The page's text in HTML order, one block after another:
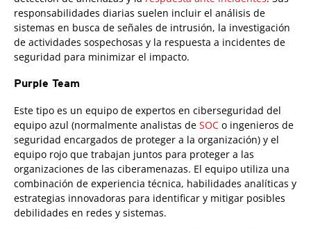
responsabilidades diarias suelen incluir el análisis de
sistemas en busca de señales de intrusión, la investigación
de actividades sospechosas y la respuesta a incidentes de
seguridad para minimizar el impacto.
Purple Team
Este tipo es un equipo de expertos en ciberseguridad del
equipo azul (normalmente analistas de SOC o ingenieros de
seguridad encargados de proteger a la organización) y el
equipo rojo que trabajan juntos para proteger a las
organizaciones de las ciberamenazas. El equipo utiliza una
combinación de experiencia técnica, habilidades analíticas y
estrategias innovadoras para identificar y mitigar posibles
debilidades en redes y sistemas.